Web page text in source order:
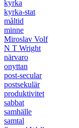
kyrka
kyrka-stat
måltid
minne
Miroslav Volf
N T Wright
närvaro
onyttan
post-secular
postsekulär
produktivitet
sabbat
samhälle
samtal